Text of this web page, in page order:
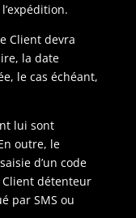
Client devra
la date
le cas échéant,
lui sont
outre, le
d’un code
détenteur
par SMS ou